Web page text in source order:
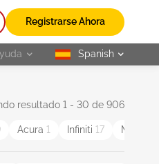
Registrarse Ahora
selected
Spanish
resultado 1 - 30 de 906
Acura 1 Infiniti 17 MINI